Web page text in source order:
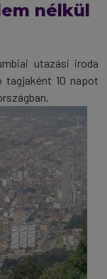
nélkül
utazási iroda
tagjaként 10 napot